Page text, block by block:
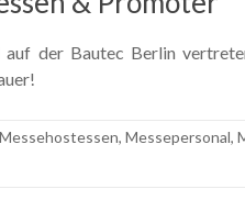
der Bautec Berlin
Messehostessen, Messepersonal,